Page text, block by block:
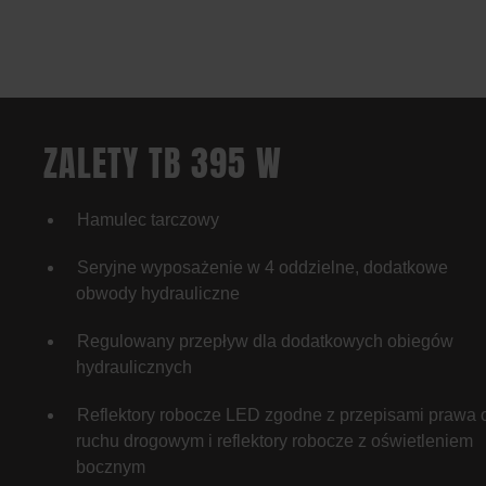
ZALETY TB 395 W
Hamulec tarczowy
Seryjne wyposażenie w 4 oddzielne, dodatkowe
obwody hydrauliczne
Regulowany przepływ dla dodatkowych obiegów
hydraulicznych
Reflektory robocze LED zgodne z przepisami prawa
ruchu drogowym i reflektory robocze z oświetleniem
bocznym